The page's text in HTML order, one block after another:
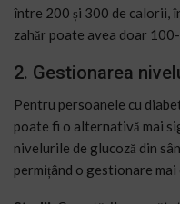
între 200 și 300 de calorii,
zahăr poate avea doar
2. Gestionarea
Pentru persoanele cu
poate fi o alternativă mai
nivelurile de glucoză din
permițând o gestionare